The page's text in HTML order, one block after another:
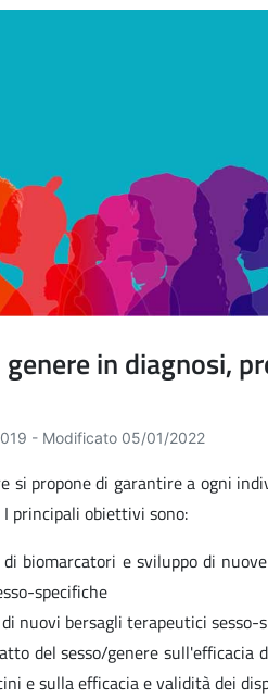
di
- Modificato 05/01/2022
si propone di garantire a ogni
principali obiettivi sono:
biomarcatori e sviluppo di
specifiche
nuovi bersagli terapeutici sesso-
del sesso/genere
e sulla efficacia e validità dei